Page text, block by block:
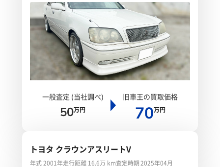
一般査定 (当社調べ)
50万円
旧車王の買取価格
70万円
トヨタ クラウンアスリートV
年式 2001年走行距離 16.6万 km査定時期 2025年04月